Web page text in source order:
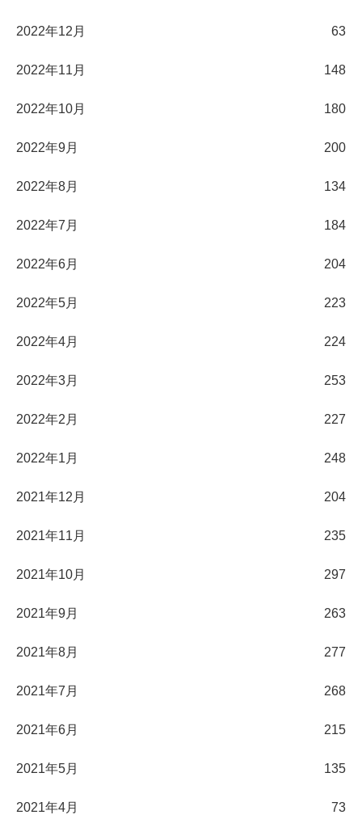
2022年12月 63
2022年11月 148
2022年10月 180
2022年9月 200
2022年8月 134
2022年7月 184
2022年6月 204
2022年5月 223
2022年4月 224
2022年3月 253
2022年2月 227
2022年1月 248
2021年12月 204
2021年11月 235
2021年10月 297
2021年9月 263
2021年8月 277
2021年7月 268
2021年6月 215
2021年5月 135
2021年4月 73